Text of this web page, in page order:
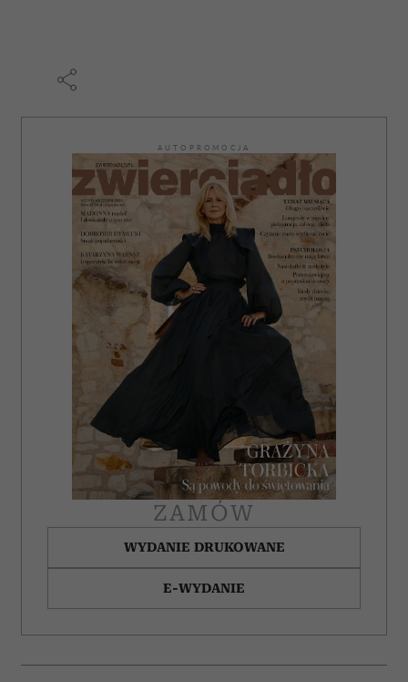
AUTOPROMOCJA
ZAMÓW
WYDANIE DRUKOWANE
E-WYDANIE